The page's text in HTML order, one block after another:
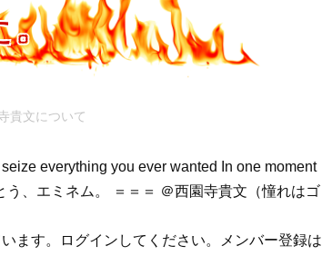
。
貴文について
everything you ever wanted In one moment
、エミネム。 ＝＝＝ ＠西園寺貴文（憧れはゴ
ます。ログインしてください。メンバー登録は